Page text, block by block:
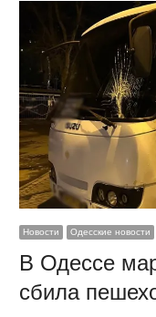
Новости Одесские новости
В Одессе
сбила